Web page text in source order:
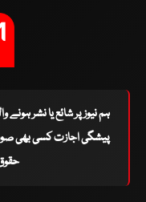
ہم نیوز پر شائع یا نشر ہونے
پیشگی اجازت کسی بھی